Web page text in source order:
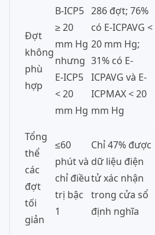
Đợt
không
phù
hợp
B-ICP5
≥ 20
mm Hg
nhưng
E-ICP5
< 20
mm Hg
286 đợt; 76%
có E-ICPAVG <
20 mm Hg;
31% có E-
ICPAVG và E-
ICPMAX < 20
mm Hg
Tổng
thể
các
đợt
tối
giản
≤60
phút và
chỉ điều
trị bậc
1
Chỉ 47% được
dữ liệu điện
tử xác nhận
trong cửa sổ
định nghĩa